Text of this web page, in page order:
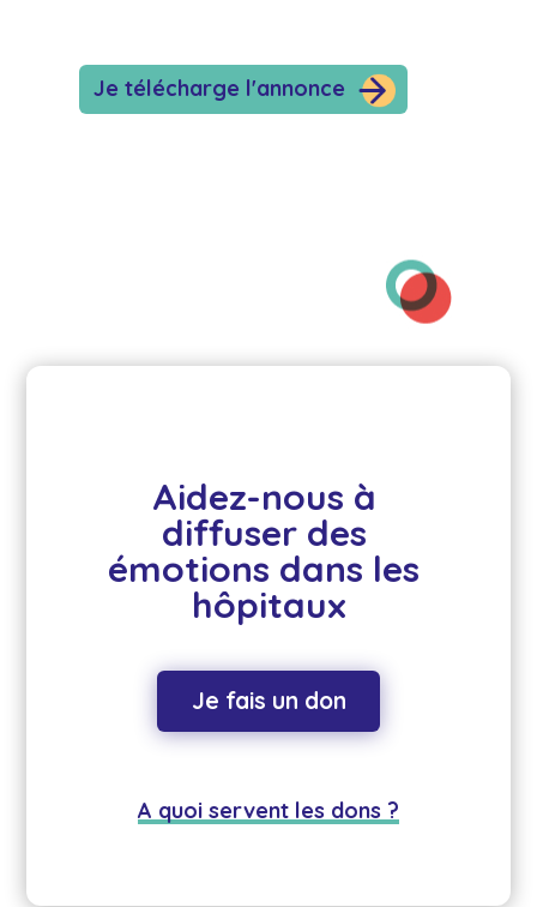
Je télécharge l'annonce
Aidez-nous à
diffuser des
émotions dans les
hôpitaux
Je fais un don
A quoi servent les dons ?